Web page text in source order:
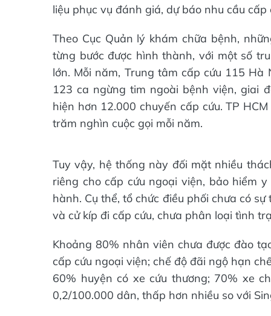
liệu phục vụ đánh giá, dự báo nhu cầu cấp
Theo Cục Quản lý khám chữa bệnh,
từng bước được hình thành, với một số
lớn. Mỗi năm, Trung tâm cấp cứu 115
123 ca ngừng tim ngoài bệnh viện, giai
hiện hơn 12.000 chuyến cấp cứu. TP
trăm nghìn cuộc gọi mỗi năm.
Tuy vậy, hệ thống này đối mặt nhiều
riêng cho cấp cứu ngoại viện, bảo hiểm
hành. Cụ thể, tổ chức điều phối chưa có
và cử kíp đi cấp cứu, chưa phân loại tình
Khoảng 80% nhân viên chưa được đào
cấp cứu ngoại viện; chế độ đãi ngộ hạn
60% huyện có xe cứu thương; 70% xe
0,2/100.000 dân, thấp hơn nhiều so với